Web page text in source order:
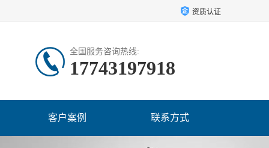
资质认证
全国服务咨询热线:
17743197918
客户案例 联系方式